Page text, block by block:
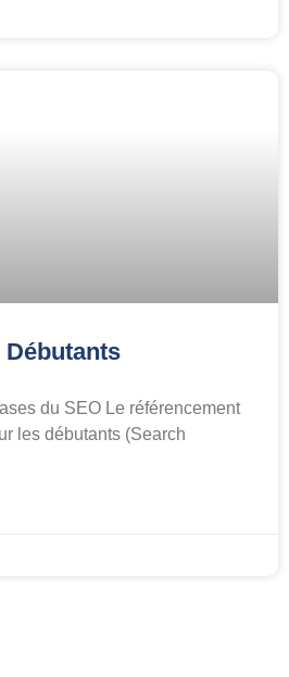
du SEO Le référencement
les débutants (Search